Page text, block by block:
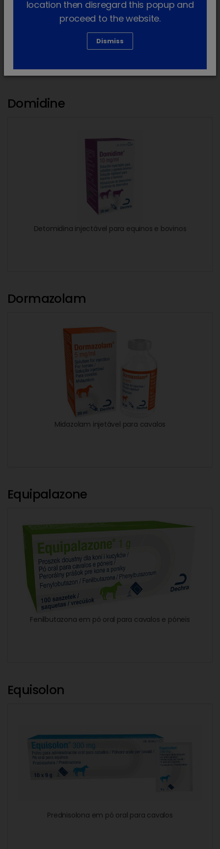
Clembuterol em xarope para equinos
Domidine
Detomidina injectável para equinos e bovinos
Dormazolam
Midazolam injetável para cavalos
Equipalazone
Fenilbutazona em pó oral para cavalos e póneis
Equisolon
Prednisolona em pó oral para cavalos
location then disregard this popup and
proceed to the website.
Dismiss